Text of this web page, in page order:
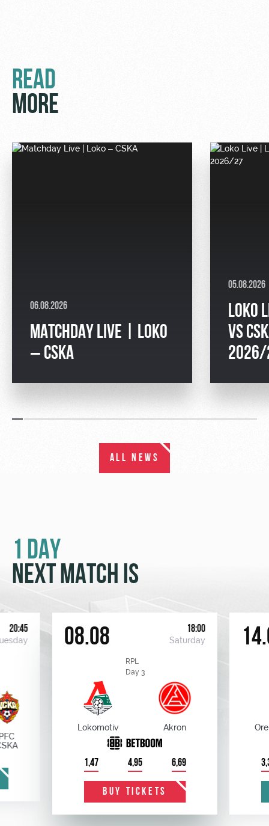
READ
MORE
06.08.2026
MATCHDAY LIVE | LOKO
– CSKA
05.08.2026
LOKO
VS
ALL NEWS
1 DAY
NEXT MATCH IS
20:45 08.08 18:00
Saturday
RPL
Day 3
Lokomotiv Akron
1,47 4,95 6,69
BUY TICKETS